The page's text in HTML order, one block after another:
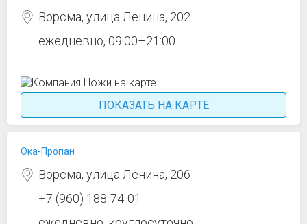
Ворсма, улица Ленина, 202
ежедневно, 09:00–21:00
ПОКАЗАТЬ НА КАРТЕ
Ока-Пропан
Ворсма, улица Ленина, 206
+7 (960) 188-74-01